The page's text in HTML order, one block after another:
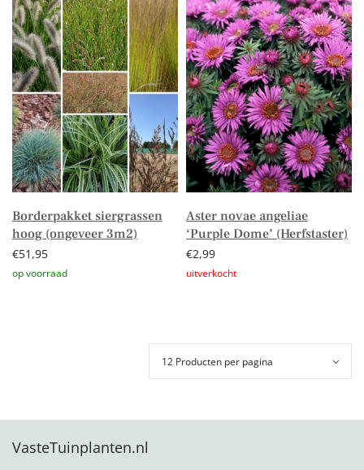
Borderpakket siergrassen
hoog (ongeveer 3m2)
€51,95
Aster novae angeliae
‘Purple Dome’ (Herfstaster)
€2,99
VasteTuinplanten.nl